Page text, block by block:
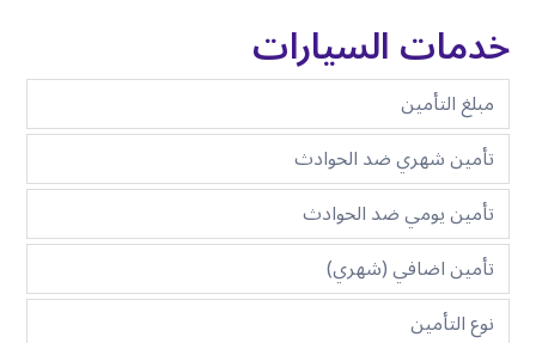
خدمات السيارات
مبلغ التأمين
تأمين شهري ضد الحوادث
تأمين يومي ضد الحوادث
تأمين اضافي (شهري)
نوع التأمين